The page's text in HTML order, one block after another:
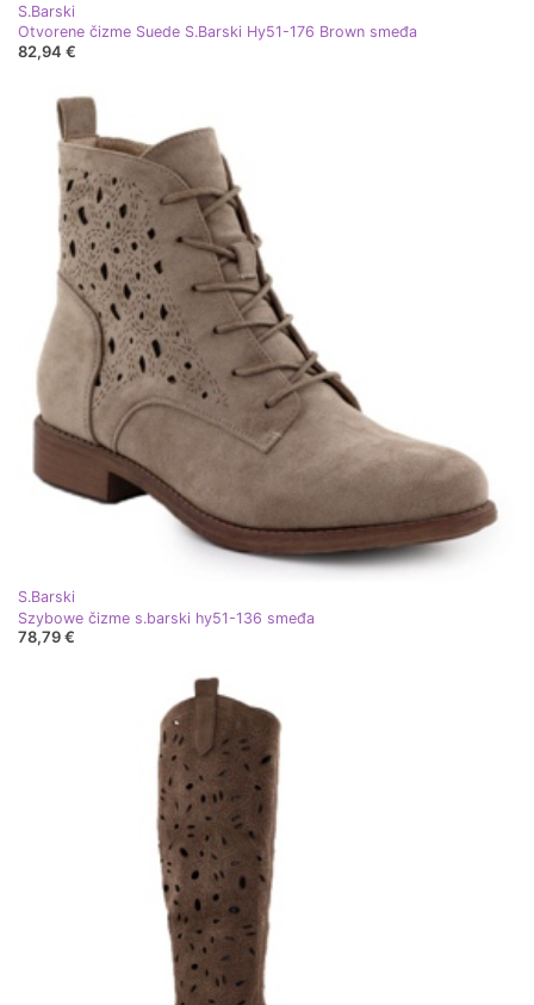
S.Barski
Otvorene čizme Suede S.Barski Hy51-176 Brown smeđa
82,94 €
S.Barski
Szybowe čizme s.barski hy51-136 smeđa
78,79 €